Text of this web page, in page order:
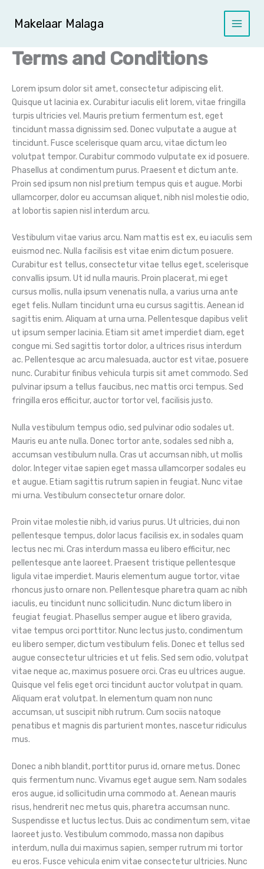
naar
inhoud
Makelaar Malaga
Terms and Conditions
Lorem ipsum dolor sit amet, consectetur adipiscing elit.
Quisque ut lacinia ex. Curabitur iaculis elit lorem, vitae fringilla
turpis ultricies vel. Mauris pretium fermentum est, eget
tincidunt massa dignissim sed. Donec vulputate a augue at
tincidunt. Fusce scelerisque quam arcu, vitae dictum leo
volutpat tempor. Curabitur commodo vulputate ex id posuere.
Phasellus at condimentum purus. Praesent et dictum ante.
Proin sed ipsum non nisl pretium tempus quis et augue. Morbi
ullamcorper, dolor eu accumsan aliquet, nibh nisl molestie odio,
at lobortis sapien nisl interdum arcu.
Vestibulum vitae varius arcu. Nam mattis est ex, eu iaculis sem
euismod nec. Nulla facilisis est vitae enim dictum posuere.
Curabitur est tellus, consectetur vitae tellus eget, scelerisque
convallis ipsum. Ut id nulla mauris. Proin placerat, mi eget
cursus mollis, nulla ipsum venenatis nulla, a varius urna ante
eget felis. Nullam tincidunt urna eu cursus sagittis. Aenean id
sagittis enim. Aliquam at urna urna. Pellentesque dapibus velit
ut ipsum semper lacinia. Etiam sit amet imperdiet diam, eget
congue mi. Sed sagittis tortor dolor, a ultrices risus interdum
ac. Pellentesque ac arcu malesuada, auctor est vitae, posuere
nunc. Curabitur finibus vehicula turpis sit amet commodo. Sed
pulvinar ipsum a tellus faucibus, nec mattis orci tempus. Sed
fringilla eros efficitur, auctor tortor vel, facilisis justo.
Nulla vestibulum tempus odio, sed pulvinar odio sodales ut.
Mauris eu ante nulla. Donec tortor ante, sodales sed nibh a,
accumsan vestibulum nulla. Cras ut accumsan nibh, ut mollis
dolor. Integer vitae sapien eget massa ullamcorper sodales eu
et augue. Etiam sagittis rutrum sapien in feugiat. Nunc vitae
mi urna. Vestibulum consectetur ornare dolor.
Proin vitae molestie nibh, id varius purus. Ut ultricies, dui non
pellentesque tempus, dolor lacus facilisis ex, in sodales quam
lectus nec mi. Cras interdum massa eu libero efficitur, nec
pellentesque ante laoreet. Praesent tristique pellentesque
ligula vitae imperdiet. Mauris elementum augue tortor, vitae
rhoncus justo ornare non. Pellentesque pharetra quam ac nibh
iaculis, eu tincidunt nunc sollicitudin. Nunc dictum libero in
feugiat feugiat. Phasellus semper augue et libero gravida,
vitae tempus orci porttitor. Nunc lectus justo, condimentum
eu libero semper, dictum vestibulum felis. Donec et tellus sed
augue consectetur ultricies et ut felis. Sed sem odio, volutpat
vitae neque ac, maximus posuere orci. Cras eu ultrices augue.
Quisque vel felis eget orci tincidunt auctor volutpat in quam.
Aliquam erat volutpat. In elementum quam non nunc
accumsan, ut suscipit nibh rutrum. Cum sociis natoque
penatibus et magnis dis parturient montes, nascetur ridiculus
mus.
Donec a nibh blandit, porttitor purus id, ornare metus. Donec
quis fermentum nunc. Vivamus eget augue sem. Nam sodales
eros augue, id sollicitudin urna commodo at. Aenean mauris
risus, hendrerit nec metus quis, pharetra accumsan nunc.
Suspendisse et luctus lectus. Duis ac condimentum sem, vitae
laoreet justo. Vestibulum commodo, massa non dapibus
interdum, nulla dui maximus sapien, semper rutrum mi tortor
eu eros. Fusce vehicula enim vitae consectetur ultricies. Nunc